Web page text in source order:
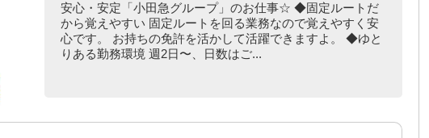
安心・安定「小田急グループ」のお仕事☆ ◆固定ルートだ
から覚えやすい 固定ルートを回る業務なので覚えやすく安
心です。 お持ちの免許を活かして活躍できますよ。 ◆ゆと
りある勤務環境 週2日〜、日数はご...